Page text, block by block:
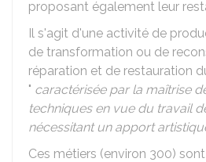
proposant également leur
Il s'agit d'une activité de
de transformation ou de
réparation et de restauration
" caractérisée par la maîtrise
techniques en vue du travail
nécessitant un apport
Ces métiers (environ 300)